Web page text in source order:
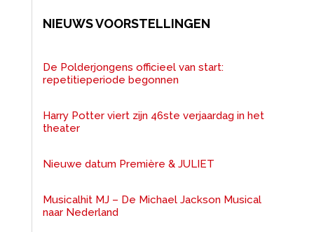
NIEUWS VOORSTELLINGEN
De Polderjongens officieel van start:
repetitieperiode begonnen
Harry Potter viert zijn 46ste verjaardag in het
theater
Nieuwe datum Première & JULIET
Musicalhit MJ – De Michael Jackson Musical
naar Nederland